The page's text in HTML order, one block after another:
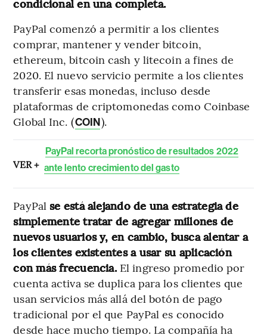
condicional en una completa.
PayPal comenzó a permitir a los clientes
comprar, mantener y vender bitcoin,
ethereum, bitcoin cash y litecoin a fines de
2020. El nuevo servicio permite a los clientes
transferir esas monedas, incluso desde
plataformas de criptomonedas como Coinbase
Global Inc. (COIN).
VER +
PayPal recorta pronóstico de resultados 2022
ante lento crecimiento del gasto
PayPalse está alejando de una estrategia de
simplemente tratar de agregar millones de
nuevos usuarios y, en cambio, busca alentar a
los clientes existentes a usar su aplicación
con más frecuencia.El ingreso promedio por
cuenta activa se duplica para los clientes que
usan servicios más allá del botón de pago
tradicional por el que PayPal es conocido
desde hace mucho tiempo. La compañía ha